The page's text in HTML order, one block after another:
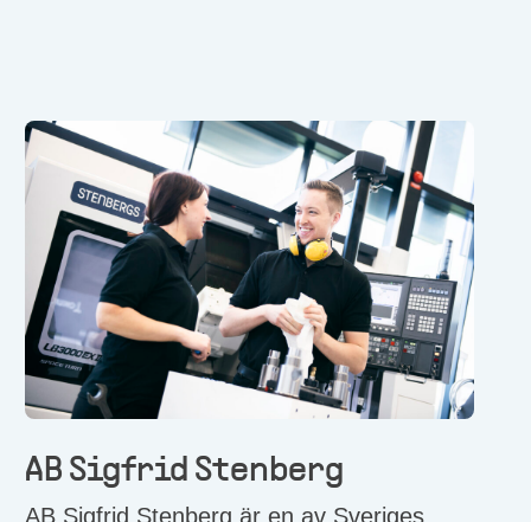
AB Sigfrid Stenberg
AB Sigfrid Stenberg är en av Sveriges